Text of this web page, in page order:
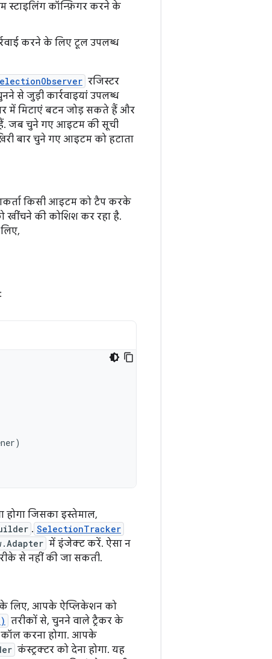
स्टाइलिंग कॉन्फ़िगर करने के
करने के लिए टूल उपलब्ध
रजिस्टर
से जुड़ी कार्रवाइयां उपलब्ध
में मिटाएं बटन जोड़ सकते हैं और
जब चुने गए आइटम की सूची
बार चुने गए आइटम को हटाता
किसी आइटम को टैप करके
की कोशिश कर रहा है.
)
होगा जिसका इस्तेमाल,
. SelectionTracker
में इंजेक्ट करें. ऐसा न
से नहीं की जा सकती.
के लिए, आपके ऐप्लिकेशन को
तरीकों से, चुनने वाले ट्रैकर के
कॉल करना होगा. आपके
कंस्ट्रक्टर को देना होगा. यह